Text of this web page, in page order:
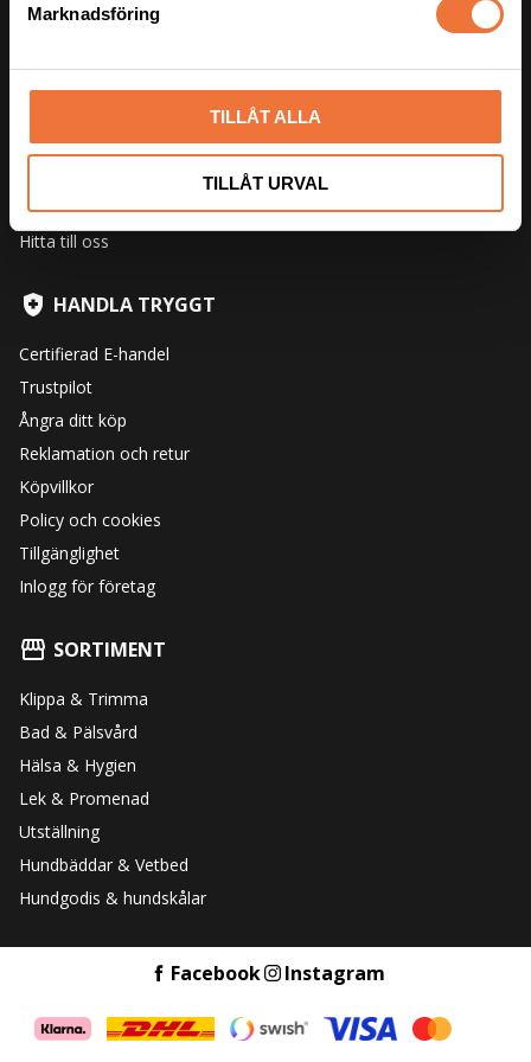
Marknadsföring
TILLÅT ALLA
TILLÅT URVAL
Om utställningar
Guider och skötselråd
Hitta till oss
HANDLA TRYGGT
Certifierad E-handel
Trustpilot
Ångra ditt köp
Reklamation och retur
Köpvillkor
Policy och cookies
Tillgänglighet
Inlogg för företag
SORTIMENT
Klippa & Trimma
Bad & Pälsvård
Hälsa & Hygien
Lek & Promenad
Utställning
Hundbäddar & Vetbed
Hundgodis & hundskålar
Facebook Instagram